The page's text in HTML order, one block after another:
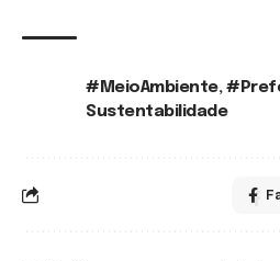
#MeioAmbiente,
Sustentabilidade